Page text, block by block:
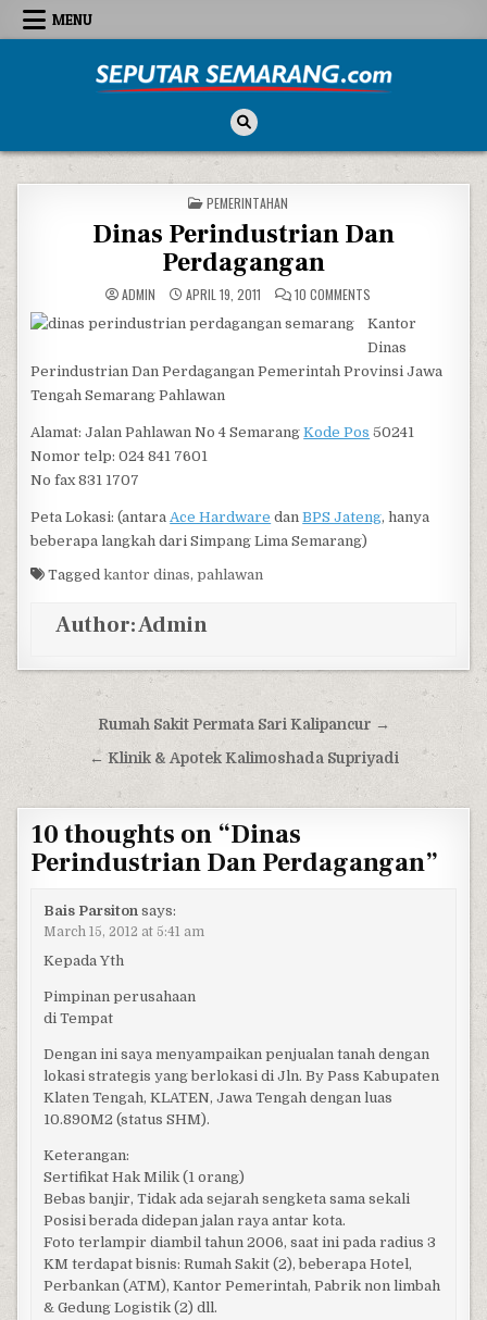
Skip to content
MENU
POSTED IN
PEMERINTAHAN
Dinas Perindustrian Dan
Perdagangan
ADMIN APRIL 19, 2011 10 COMMENTS
Kantor
Dinas
Perindustrian Dan Perdagangan Pemerintah Provinsi Jawa
Tengah Semarang Pahlawan
Alamat: Jalan Pahlawan No 4 SemarangKode Pos 50241
Nomor telp: 024 841 7601
No fax 831 1707
Peta Lokasi: (antaraAce Hardware danBPS Jateng, hanya
beberapa langkah dari Simpang Lima Semarang)
Taggedkantor dinas,pahlawan
Author:Admin
Post navigation
Rumah Sakit Permata Sari Kalipancur →
← Klinik & Apotek Kalimoshada Supriyadi
10 thoughts on “Dinas
Perindustrian Dan Perdagangan”
Bais Parsiton says:
March 15, 2012 at 5:41 am
Kepada Yth
Pimpinan perusahaan
di Tempat
Dengan ini saya menyampaikan penjualan tanah dengan
lokasi strategis yang berlokasi di Jln. By Pass Kabupaten
Klaten Tengah, KLATEN, Jawa Tengah dengan luas
10.890M2 (status SHM).
Keterangan:
Sertifikat Hak Milik (1 orang)
Bebas banjir, Tidak ada sejarah sengketa sama sekali
Posisi berada didepan jalan raya antar kota.
Foto terlampir diambil tahun 2006, saat ini pada radius 3
KM terdapat bisnis: Rumah Sakit (2), beberapa Hotel,
Perbankan (ATM), Kantor Pemerintah, Pabrik non limbah
& Gedung Logistik (2) dll.